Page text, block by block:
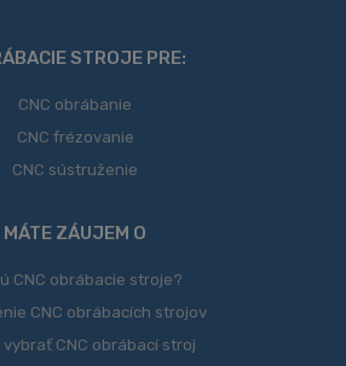
STROJE PRE:
CNC obrábanie
CNC frézovanie
CNC sústruženie
MÁTE ZÁUJEM O
CNC obrábacie stroje?
CNC obrábacích strojov
vybrať CNC obrábací stroj